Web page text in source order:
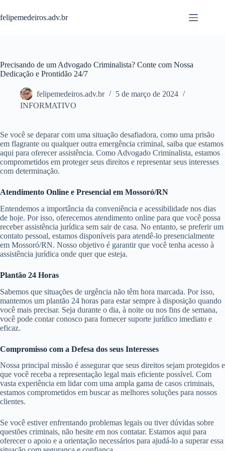
para
o
felipemedeiros.adv.br
Precisando de um Advogado Criminalista? Conte com Nossa
Dedicação e Prontidão 24/7
felipemedeiros.adv.br
5 de março de 2024
INFORMATIVO
Se você se deparar com uma situação desafiadora, como uma prisão
em flagrante ou qualquer outra emergência criminal, saiba que estamos
aqui para oferecer assistência. Como Advogado Criminalista, estamos
comprometidos em proteger seus direitos e representar seus interesses
com determinação.
Atendimento Online e Presencial em Mossoró/RN
Entendemos a importância da conveniência e acessibilidade nos dias
de hoje. Por isso, oferecemos atendimento online para que você possa
receber assistência jurídica sem sair de casa. No entanto, se preferir um
contato pessoal, estamos disponíveis para atendê-lo presencialmente
em Mossoró/RN. Nosso objetivo é garantir que você tenha acesso à
assistência jurídica onde quer que esteja.
Plantão 24 Horas
Sabemos que situações de urgência não têm hora marcada. Por isso,
mantemos um plantão 24 horas para estar sempre à disposição quando
você mais precisar. Seja durante o dia, à noite ou nos fins de semana,
você pode contar conosco para fornecer suporte jurídico imediato e
eficaz.
Compromisso com a Defesa dos seus Interesses
Nossa principal missão é assegurar que seus direitos sejam protegidos e
que você receba a representação legal mais eficiente possível. Com
vasta experiência em lidar com uma ampla gama de casos criminais,
estamos comprometidos em buscar as melhores soluções para nossos
clientes.
Se você estiver enfrentando problemas legais ou tiver dúvidas sobre
questões criminais, não hesite em nos contatar. Estamos aqui para
oferecer o apoio e a orientação necessários para ajudá-lo a superar essa